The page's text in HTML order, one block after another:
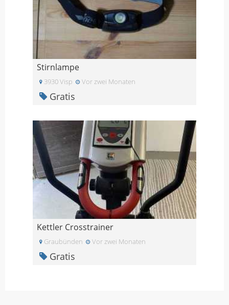
Stirnlampe
3930 Visp Vor zwei Monaten
Gratis
Kettler Crosstrainer
Graubünden Vor zwei Monaten
Gratis